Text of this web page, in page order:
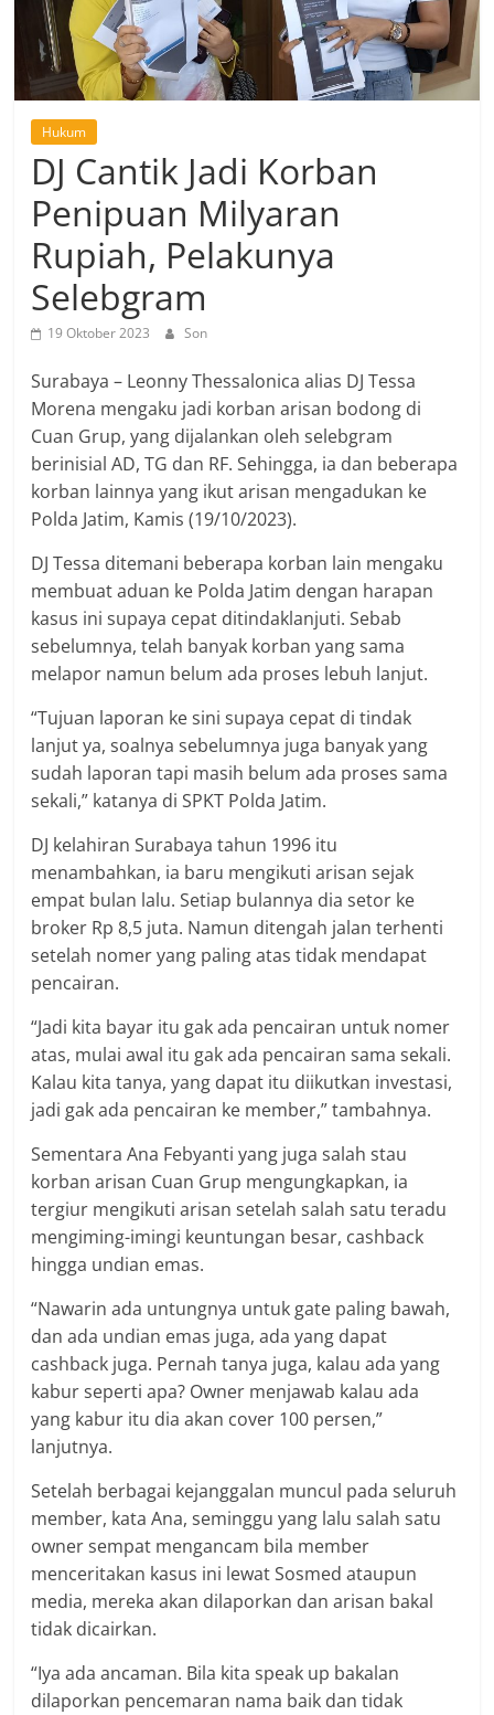
Hukum
DJ Cantik Jadi Korban
Penipuan Milyaran
Rupiah, Pelakunya
Selebgram
19 Oktober 2023 Son
Surabaya – Leonny Thessalonica alias DJ Tessa
Morena mengaku jadi korban arisan bodong di
Cuan Grup, yang dijalankan oleh selebgram
berinisial AD, TG dan RF. Sehingga, ia dan beberapa
korban lainnya yang ikut arisan mengadukan ke
Polda Jatim, Kamis (19/10/2023).
DJ Tessa ditemani beberapa korban lain mengaku
membuat aduan ke Polda Jatim dengan harapan
kasus ini supaya cepat ditindaklanjuti. Sebab
sebelumnya, telah banyak korban yang sama
melapor namun belum ada proses lebuh lanjut.
“Tujuan laporan ke sini supaya cepat di tindak
lanjut ya, soalnya sebelumnya juga banyak yang
sudah laporan tapi masih belum ada proses sama
sekali,” katanya di SPKT Polda Jatim.
DJ kelahiran Surabaya tahun 1996 itu
menambahkan, ia baru mengikuti arisan sejak
empat bulan lalu. Setiap bulannya dia setor ke
broker Rp 8,5 juta. Namun ditengah jalan terhenti
setelah nomer yang paling atas tidak mendapat
pencairan.
“Jadi kita bayar itu gak ada pencairan untuk nomer
atas, mulai awal itu gak ada pencairan sama sekali.
Kalau kita tanya, yang dapat itu diikutkan investasi,
jadi gak ada pencairan ke member,” tambahnya.
Sementara Ana Febyanti yang juga salah stau
korban arisan Cuan Grup mengungkapkan, ia
tergiur mengikuti arisan setelah salah satu teradu
mengiming-imingi keuntungan besar, cashback
hingga undian emas.
“Nawarin ada untungnya untuk gate paling bawah,
dan ada undian emas juga, ada yang dapat
cashback juga. Pernah tanya juga, kalau ada yang
kabur seperti apa? Owner menjawab kalau ada
yang kabur itu dia akan cover 100 persen,”
lanjutnya.
Setelah berbagai kejanggalan muncul pada seluruh
member, kata Ana, seminggu yang lalu salah satu
owner sempat mengancam bila member
menceritakan kasus ini lewat Sosmed ataupun
media, mereka akan dilaporkan dan arisan bakal
tidak dicairkan.
“Iya ada ancaman. Bila kita speak up bakalan
dilaporkan pencemaran nama baik dan tidak